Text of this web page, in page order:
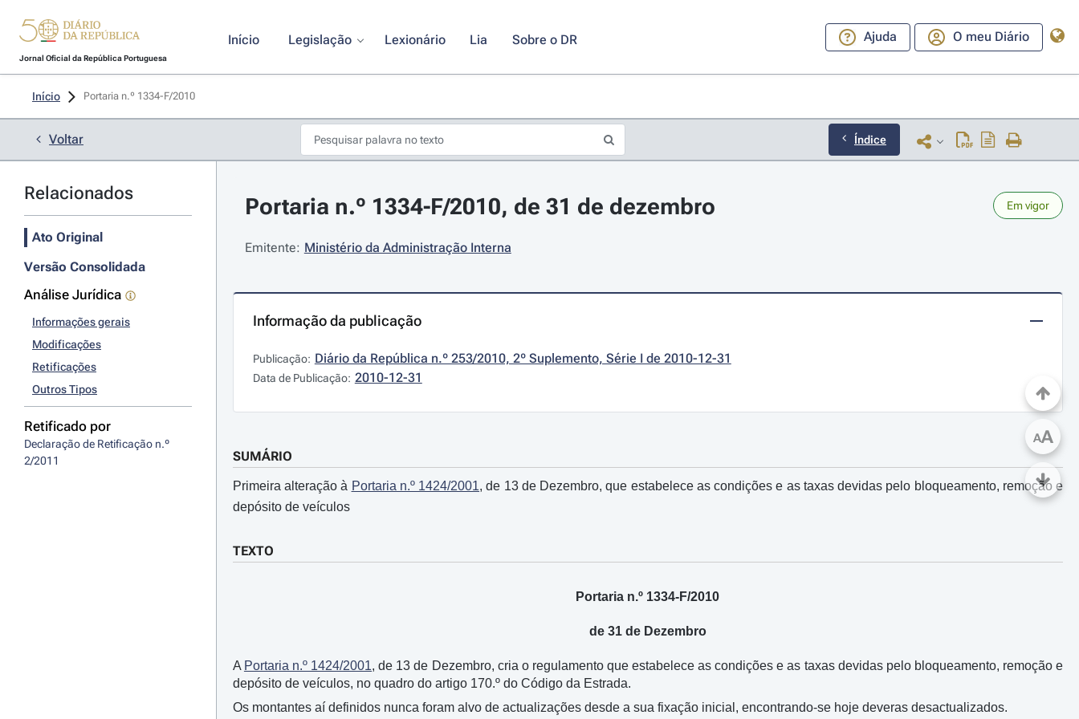
Jornal Oficial da República Portuguesa
Início Legislação Lexionário Lia Sobre o DR Ajuda O meu Diário
Início Portaria n.º 1334-F/2010
Voltar Índice
Relacionados
Ato Original
Versão Consolidada
Análise Jurídica
Informações gerais
Modificações
Retificações
Outros Tipos
Retificado por
Declaração de Retificação n.º
2/2011
Portaria n.º 1334-F/2010, de 31 de dezembro Em vigor
Emitente: Ministério da Administração Interna
Informação da publicação
Publicação: Diário da República n.º 253/2010, 2º Suplemento, Série I de 2010-12-31
Data de Publicação: 2010-12-31
SUMÁRIO
Primeira alteração à Portaria n.º 1424/2001, de 13 de Dezembro, que estabelece as condições e as taxas devidas pelo bloqueamento, remoção e
depósito de veículos
TEXTO
Portaria n.º 1334-F/2010
de 31 de Dezembro
A Portaria n.º 1424/2001, de 13 de Dezembro, cria o regulamento que estabelece as condições e as taxas devidas pelo bloqueamento, remoção e
depósito de veículos, no quadro do artigo 170.º do Código da Estrada.
Os montantes aí definidos nunca foram alvo de actualizações desde a sua fixação inicial, encontrando-se hoje deveras desactualizados.
AA